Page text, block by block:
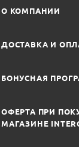
О КОМПАНИИ
ДОСТАВКА И
БОНУСНАЯ
ОФЕРТА ПРИ
МАГАЗИНЕ